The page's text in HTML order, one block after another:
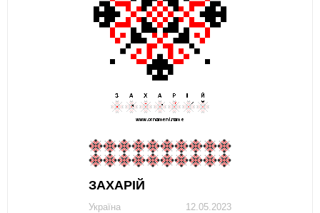
ЗAХAРIЙ
12.05.2023
Україна